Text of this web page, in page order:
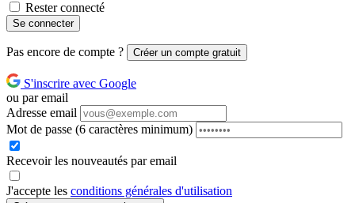
Rester connecté
Se connecter
Pas encore de compte ? Créer un compte gratuit
S'inscrire avec Google
ou par email
Adresse email
Mot de passe (6 caractères minimum)
Recevoir les nouveautés par email
J'accepte les conditions générales d'utilisation